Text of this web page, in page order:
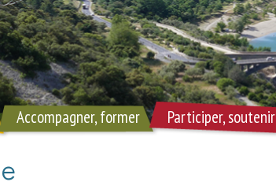
Accompagner, former Participer, soutenir